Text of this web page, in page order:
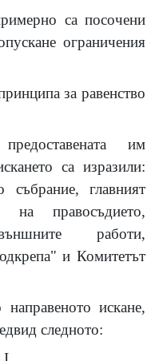
са посочени
ограничения
за равенство
им
са изразили:
събрание, главният
на правосъдието,
работи,
и Комитетът
искане,
следното: